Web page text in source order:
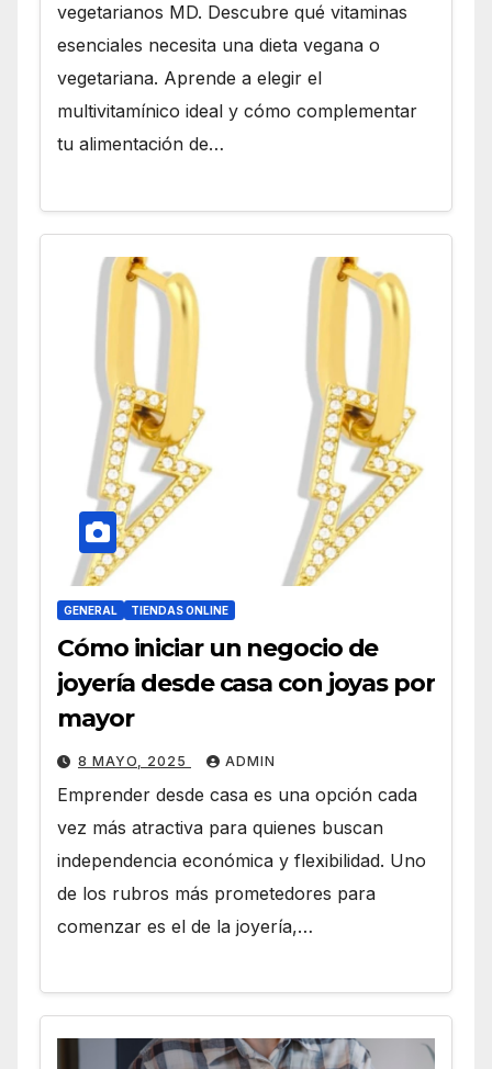
vegetarianos MD. Descubre qué vitaminas
esenciales necesita una dieta vegana o
vegetariana. Aprende a elegir el
multivitamínico ideal y cómo complementar
tu alimentación de…
GENERAL TIENDAS ONLINE
Cómo iniciar un negocio de
joyería desde casa con joyas por
mayor
8 MAYO, 2025 ADMIN
Emprender desde casa es una opción cada
vez más atractiva para quienes buscan
independencia económica y flexibilidad. Uno
de los rubros más prometedores para
comenzar es el de la joyería,…